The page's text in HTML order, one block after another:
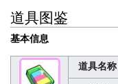
道具图鉴
基本信息
道具名称